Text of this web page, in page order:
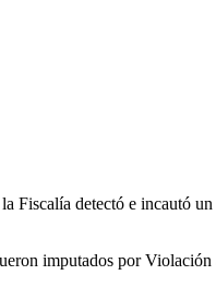
Fiscalía detectó e incautó
imputados por